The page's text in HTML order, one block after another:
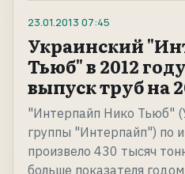
23.01.2013 07:45
Украинский
Тьюб" в 2012
выпуск труб на
"Интерпайп Нико Тьюб"
группы "Интерпайп") по
произвело 430 тысяч
больше показателя